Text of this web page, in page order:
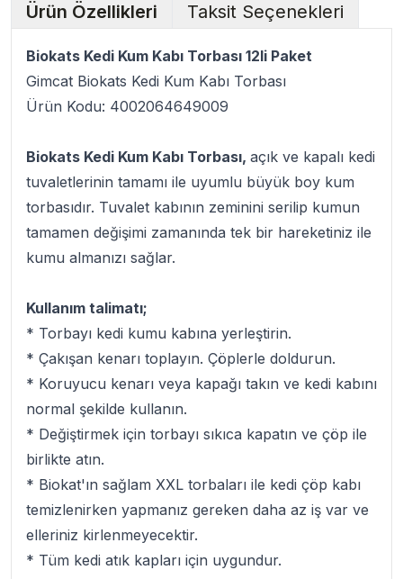
Ürün Özellikleri Taksit Seçenekleri
Biokats Kedi Kum Kabı Torbası 12li Paket
Gimcat Biokats Kedi Kum Kabı Torbası
Ürün Kodu: 4002064649009
Biokats Kedi Kum Kabı Torbası, açık ve kapalı kedi
tuvaletlerinin tamamı ile uyumlu büyük boy kum
torbasıdır. Tuvalet kabının zeminini serilip kumun
tamamen değişimi zamanında tek bir hareketiniz ile
kumu almanızı sağlar.
Kullanım talimatı;
* Torbayı kedi kumu kabına yerleştirin.
* Çakışan kenarı toplayın. Çöplerle doldurun.
* Koruyucu kenarı veya kapağı takın ve kedi kabını
normal şekilde kullanın.
* Değiştirmek için torbayı sıkıca kapatın ve çöp ile
birlikte atın.
* Biokat'ın sağlam XXL torbaları ile kedi çöp kabı
temizlenirken yapmanız gereken daha az iş var ve
elleriniz kirlenmeyecektir.
* Tüm kedi atık kapları için uygundur.